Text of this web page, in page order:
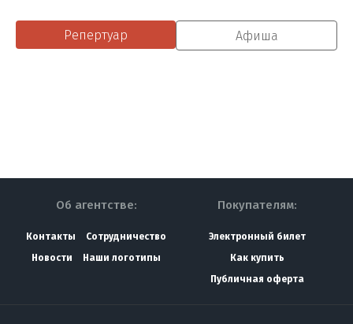
Репертуар Афиша
Об агентстве:
Контакты
Сотрудничество
Новости
Наши логотипы
Покупателям:
Электронный билет
Как купить
Публичная оферта